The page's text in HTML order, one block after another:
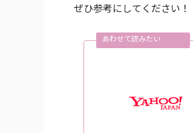
ぜひ参考にしてください！